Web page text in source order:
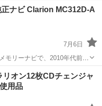
ナビ Clarion MC312D-A
7月6日
モリーナビで、2010年代前
、テレビ SDカード
オン12枚CDチェンジャ
用品